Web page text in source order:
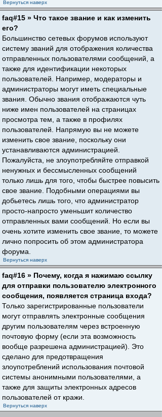
Вернуться наверх
faq#15 » Что такое звание и как изменить
его?
Большинство сетевых форумов используют
систему званий для отображения количества
отправленных пользователями сообщений, а
также для идентификации некоторых
пользователей. Например, модераторы и
администраторы могут иметь специальные
звания. Обычно звания отображаются чуть
ниже имен пользователей на страницах
просмотра тем, а также в профилях
пользователей. Напрямую вы не можете
изменить свое звание, поскольку они
устанавливаются администрацией.
Пожалуйста, не злоупотребляйте отправкой
ненужных и бессмысленных сообщений
только лишь для того, чтобы быстрее повысить
свое звание. Подобными операциями вы
добьетесь лишь того, что администратор
просто-напросто уменьшит количество
отправленных вами сообщений. Но если вы
очень хотите изменить свое звание, то можете
лично попросить об этом администратора
форума.
Вернуться наверх
faq#16 » Почему, когда я нажимаю ссылку
для отправки пользователю электронного
сообщения, появляется страница входа?
Только зарегистрированные пользователи
могут отправлять электронные сообщения
другим пользователям через встроенную
почтовую форму (если эта возможность
вообще разрешена администрацией). Это
сделано для предотвращения
злоупотреблений использования почтовой
системы анонимными пользователями, а
также для защиты электронных адресов
пользователей от кражи.
Вернуться наверх